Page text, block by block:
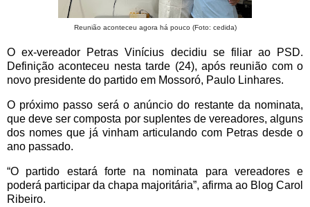
Reunião aconteceu agora há pouco (Foto: cedida)
O ex-vereador Petras Vinícius decidiu se filiar ao PSD.
Definição aconteceu nesta tarde (24), após reunião com o
novo presidente do partido em Mossoró, Paulo Linhares.
O próximo passo será o anúncio do restante da nominata,
que deve ser composta por suplentes de vereadores, alguns
dos nomes que já vinham articulando com Petras desde o
ano passado.
“O partido estará forte na nominata para vereadores e
poderá participar da chapa majoritária”, afirma ao Blog Carol
Ribeiro.